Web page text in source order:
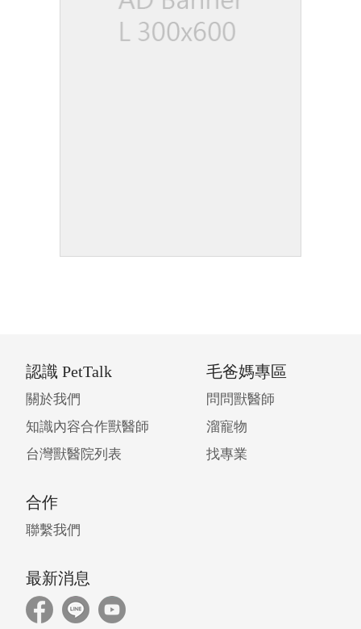
認識 PetTalk
關於我們
知識內容合作獸醫師
台灣獸醫院列表
毛爸媽專區
問問獸醫師
溜寵物
找專業
合作
聯繫我們
最新消息